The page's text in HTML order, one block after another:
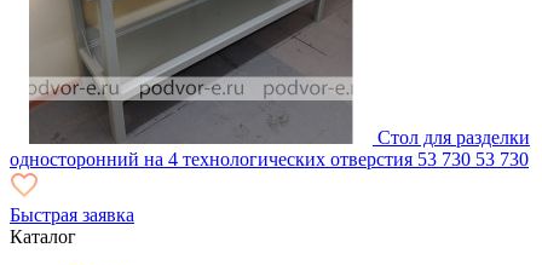
Стол для разделки
односторонний на 4 технологических отверстия 53 730 53 730
Быстрая заявка
Каталог